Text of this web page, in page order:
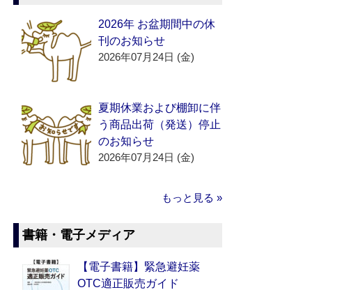
2026年 お盆期間中の休
刊のお知らせ
2026年07月24日 (金)
夏期休業および棚卸に伴
う商品出荷（発送）停止
のお知らせ
2026年07月24日 (金)
もっと見る »
書籍・電子メディア
【電子書籍】緊急避妊薬
OTC適正販売ガイド